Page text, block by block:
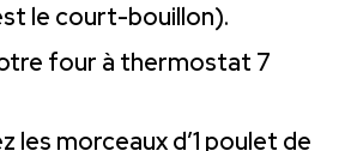
le court-bouillon).
four à thermostat 7
les morceaux d’1 poulet de